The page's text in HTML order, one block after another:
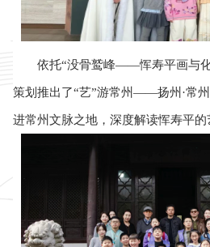
依托“没骨鹫峰——恽寿平画与
策划推出了“艺”游常州——扬州·常
进常州文脉之地，深度解读恽寿平的